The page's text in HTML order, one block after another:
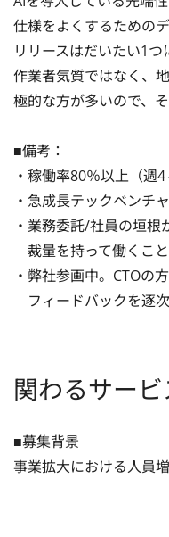
仕様をよくするための
リリースはだいたい1つ
作業者気質ではなく、
極的な方が多いので、
■備考：
・稼働率80％以上（週4
・急成長テックベンチ
・業務委託/社員の垣
裁量を持って働くこ
・弊社参画中。CTOの
フィードバックを逐次
関わるサー
■募集背景
事業拡大における人員